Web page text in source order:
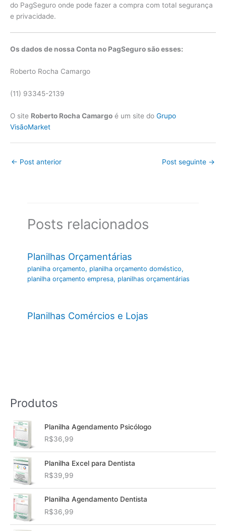
do PagSeguro onde pode fazer a compra com total segurança
e privacidade.
Os dados de nossa Conta no PagSeguro são esses:
Roberto Rocha Camargo
(11) 93345-2139
O site Roberto Rocha Camargo é um site do Grupo
VisãoMarket
← Post anterior Post seguinte →
Posts relacionados
Planilhas Orçamentárias
planilha orçamento, planilha orçamento doméstico,
planilha orçamento empresa, planilhas orçamentárias
Planilhas Comércios e Lojas
Produtos
Planilha Agendamento Psicólogo
R$36,99
Planilha Excel para Dentista
R$39,99
Planilha Agendamento Dentista
R$36,99